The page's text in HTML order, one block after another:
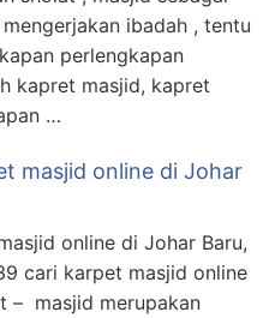
ibadah , tentu
perlengkapan
kapret masjid, kapret
…
masjid online di Johar
online di Johar Baru,
cari karpet masjid online
– masjid merupakan